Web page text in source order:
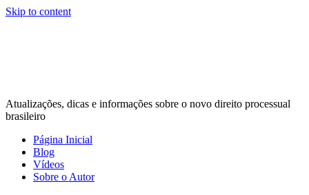
Skip to content
Atualizações, dicas e informações sobre o novo direito processual
brasileiro
Página Inicial
Blog
Vídeos
Sobre o Autor